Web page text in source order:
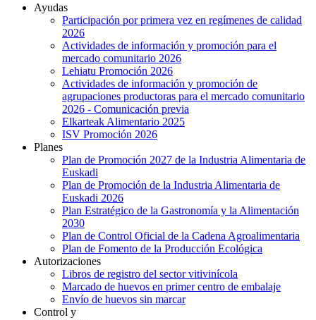
Ayudas
Participación por primera vez en regímenes de calidad
2026
Actividades de información y promoción para el
mercado comunitario 2026
Lehiatu Promoción 2026
Actividades de información y promoción de
agrupaciones productoras para el mercado comunitario
2026 - Comunicación previa
Elkarteak Alimentario 2025
ISV Promoción 2026
Planes
Plan de Promoción 2027 de la Industria Alimentaria de
Euskadi
Plan de Promoción de la Industria Alimentaria de
Euskadi 2026
Plan Estratégico de la Gastronomía y la Alimentación
2030
Plan de Control Oficial de la Cadena Agroalimentaria
Plan de Fomento de la Producción Ecológica
Autorizaciones
Libros de registro del sector vitivinícola
Marcado de huevos en primer centro de embalaje
Envío de huevos sin marcar
Control y